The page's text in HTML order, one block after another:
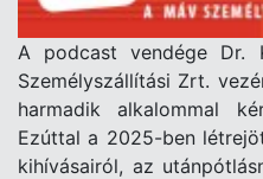
A podcast vendége Dr.
Személyszállítási Zrt.
harmadik alkalommal
Ezúttal a 2025-ben
kihívásairól, az